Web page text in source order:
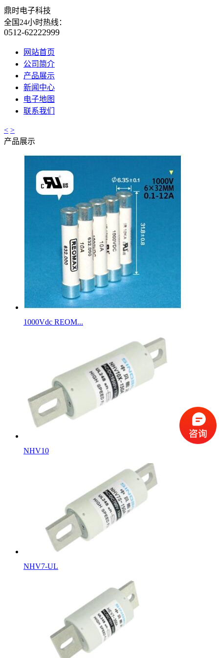
鼎时电子科技
全国24小时热线：
0512-62222999
网站首页
公司简介
产品展示
新闻中心
电子地图
联系我们
< >
产品展示
1000Vdc REOM...
NHV10
NHV7-UL